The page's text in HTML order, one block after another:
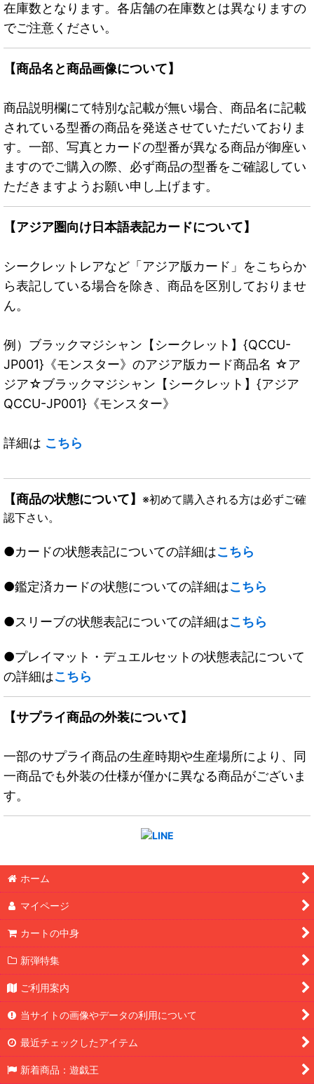
在庫数となります。各店舗の在庫数とは異なりますの
でご注意ください。
【商品名と商品画像について】
商品説明欄にて特別な記載が無い場合、商品名に記載
されている型番の商品を発送させていただいておりま
す。一部、写真とカードの型番が異なる商品が御座い
ますのでご購入の際、必ず商品の型番をご確認してい
ただきますようお願い申し上げます。
【アジア圏向け日本語表記カードについて】
シークレットレアなど「アジア版カード」をこちらか
ら表記している場合を除き、商品を区別しておりませ
ん。
例）ブラックマジシャン【シークレット】{QCCU-
JP001}《モンスター》のアジア版カード商品名 ☆ア
ジア☆ブラックマジシャン【シークレット】{アジア
QCCU-JP001}《モンスター》
詳細は こちら
【商品の状態について】 ※初めて購入される方は必ずご確
認下さい。
●カードの状態表記についての詳細はこちら
●鑑定済カードの状態についての詳細はこちら
●スリーブの状態表記についての詳細はこちら
●プレイマット・デュエルセットの状態表記について
の詳細はこちら
【サプライ商品の外装について】
一部のサプライ商品の生産時期や生産場所により、同
一商品でも外装の仕様が僅かに異なる商品がございま
す。
ホーム
マイページ
カートの中身
新弾特集
ご利用案内
当サイトの画像やデータの利用について
最近チェックしたアイテム
新着商品：遊戯王